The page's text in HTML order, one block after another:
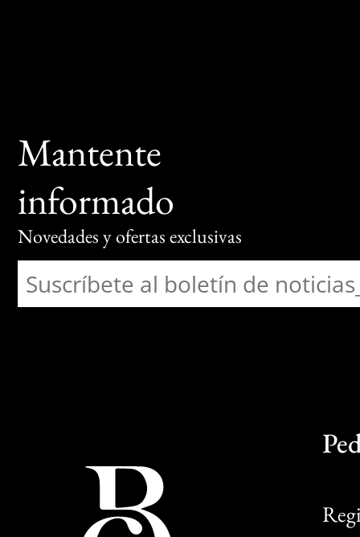
Mantente
informado
Novedades y ofertas exclusivas